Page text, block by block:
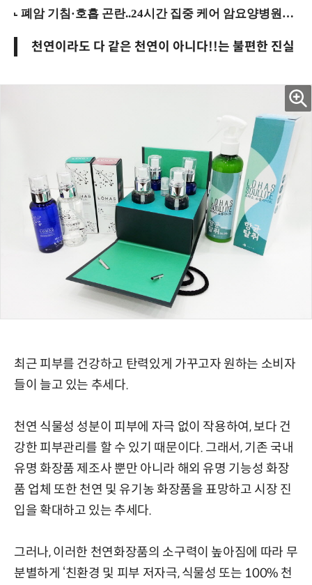
천연이라도 다 같은 천연이 아니다!!는 불편한 진실
최근 피부를 건강하고 탄력있게 가꾸고자 원하는 소비자
들이 늘고 있는 추세다.
천연 식물성 성분이 피부에 자극 없이 작용하여, 보다 건
강한 피부관리를 할 수 있기 때문이다. 그래서, 기존 국내
유명 화장품 제조사 뿐만 아니라 해외 유명 기능성 화장
품 업체 또한 천연 및 유기농 화장품을 표망하고 시장 진
입을 확대하고 있는 추세다.
그러나, 이러한 천연화장품의 소구력이 높아짐에 따라 무
분별하게 ‘친환경 및 피부 저자극, 식물성 또는 100% 천